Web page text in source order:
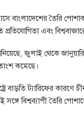
বাংলাদেশের তৈরি
এবং
জুলাই থেকে
কমেছে।
বাড়তি ট্যারিফের
সঙ্গে বিশ্বব্যাপী তৈরি